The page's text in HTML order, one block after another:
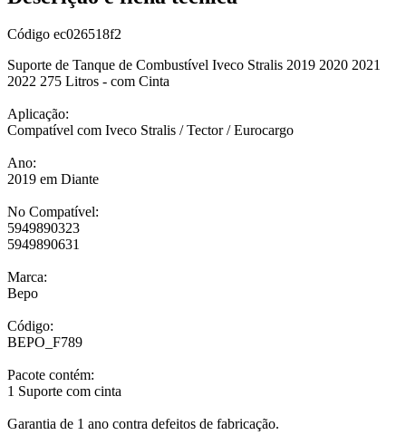
Código ec026518f2
Suporte de Tanque de Combustível Iveco Stralis 2019 2020 2021
2022 275 Litros - com Cinta
Aplicação:
Compatível com Iveco Stralis / Tector / Eurocargo
Ano:
2019 em Diante
No Compatível:
5949890323
5949890631
Marca:
Bepo
Código:
BEPO_F789
Pacote contém:
1 Suporte com cinta
Garantia de 1 ano contra defeitos de fabricação.